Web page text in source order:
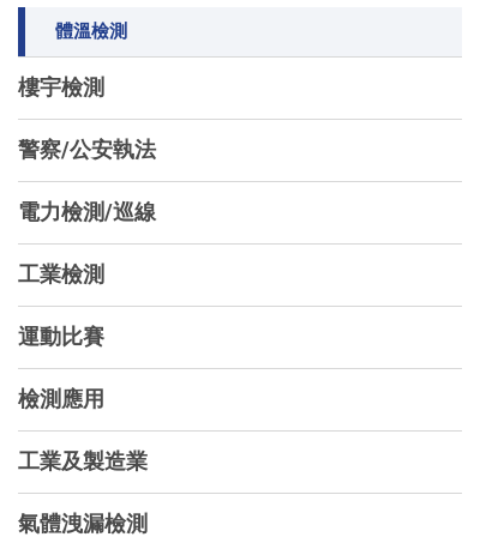
體溫檢測
樓宇檢測
警察/公安執法
電力檢測/巡線
工業檢測
運動比賽
檢測應用
工業及製造業
氣體洩漏檢測